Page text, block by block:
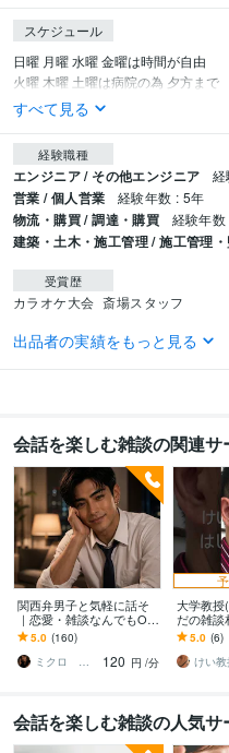
スケジュール
日曜 月曜 水曜 金曜は時間が自由
火曜 木曜 土曜は病院の為 夕方まで
すべて見る
経験職種
エンジニア / その他エンジニア
営業 / 個人営業 経験年数 : 5年
物流・購買 / 調達・購買 経験年
建築・土木・施工管理 / 施工管理
受賞歴
カラオケ大会 斎場スタッフ
資格・検定
出品者の実績をもっと見る
会話を楽しむ雑談の関連サ
関西弁男子と気軽に話そ
｜恋愛・雑談なんでもOK
ます 関西弁低音ボイス♡
話終わった後は元気にな
る？
5.0 (160)
ミクロ 恋愛経験豊富な関西兄さん
120 円 /分
大学教授
だの雑談
引出しの
授と、楽
するだけ
5.0 (6)
けい
会話を楽しむ雑談の人気サ